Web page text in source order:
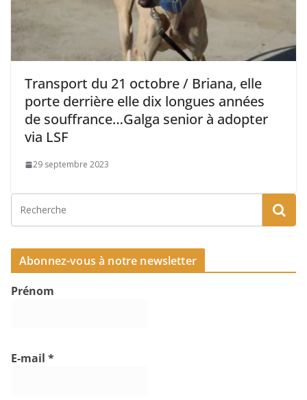
Transport du 21 octobre / Briana, elle
porte derrière elle dix longues années
de souffrance…Galga senior à adopter
via LSF
29 septembre 2023
Abonnez-vous à notre newsletter
Prénom
E-mail *